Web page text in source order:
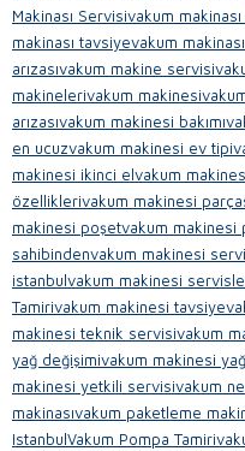
Makinası Servisivakum
makinası tavsiyevakum
arızasıvakum makine servisi
makinelerivakum makinesi
arızasıvakum makinesi bakımı
en ucuzvakum makinesi ev tipi
makinesi ikinci elvakum
özelliklerivakum makinesi
makinesi poşetvakum makinesi
sahibindenvakum makinesi
istanbulvakum makinesi
Tamirivakum makinesi tavsiye
makinesi teknik servisivakum
yağ değişimivakum makinesi
makinesi yetkili servisivakum
makinasıvakum paketleme
IstanbulVakum Pompa Tamiri